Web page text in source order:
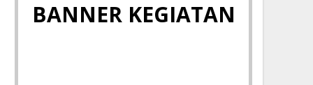
BANNER KEGIATAN